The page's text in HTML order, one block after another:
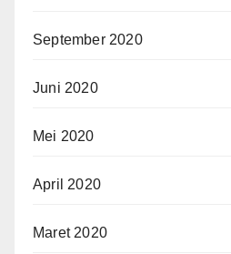
September 2020
Juni 2020
Mei 2020
April 2020
Maret 2020